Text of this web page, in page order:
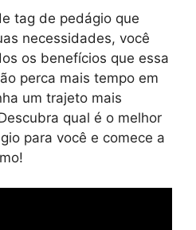
tag de pedágio que
necessidades, você
os benefícios que essa
perca mais tempo em
um trajeto mais
qual é o melhor
para você e comece a